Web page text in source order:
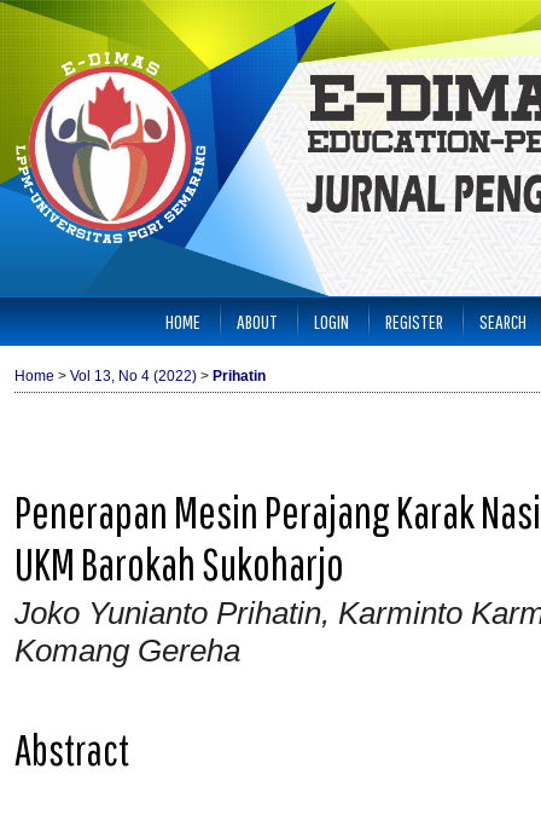
HOME ABOUT LOGIN REGISTER SEARCH
Home > Vol 13, No 4 (2022) > Prihatin
Penerapan Mesin Perajang Karak
UKM Barokah Sukoharjo
Joko Yunianto Prihatin, Karminto
Komang Gereha
Abstract